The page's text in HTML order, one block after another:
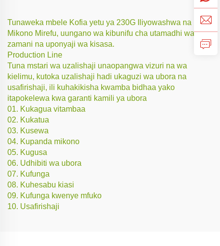
Tunaweka mbele Kofia yetu ya 230G Iliyowashwa na
Mikono Mirefu, uungano wa kibunifu cha utamadhi wa
zamani na uponyaji wa kisasa.
Production Line
Tuna mstari wa uzalishaji unaopangwa vizuri na wa
kielimu, kutoka uzalishaji hadi ukaguzi wa ubora na
usafirishaji, ili kuhakikisha kwamba bidhaa yako
itapokelewa kwa garanti kamili ya ubora
01. Kukagua vitambaa
02. Kukatua
03. Kusewa
04. Kupanda mikono
05. Kugusa
06. Udhibiti wa ubora
07. Kufunga
08. Kuhesabu kiasi
09. Kufunga kwenye mfuko
10. Usafirishaji